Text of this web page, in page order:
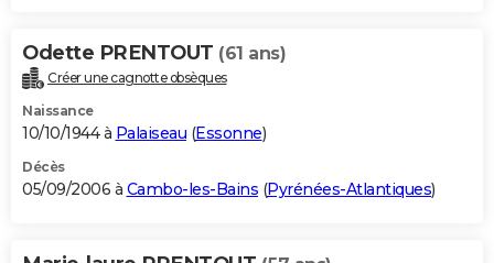
Odette PRENTOUT (61 ans)
Créer une cagnotte obsèques
Naissance
10/10/1944 à Palaiseau (Essonne)
Décès
05/09/2006 à Cambo-les-Bains (Pyrénées-Atlantiques)